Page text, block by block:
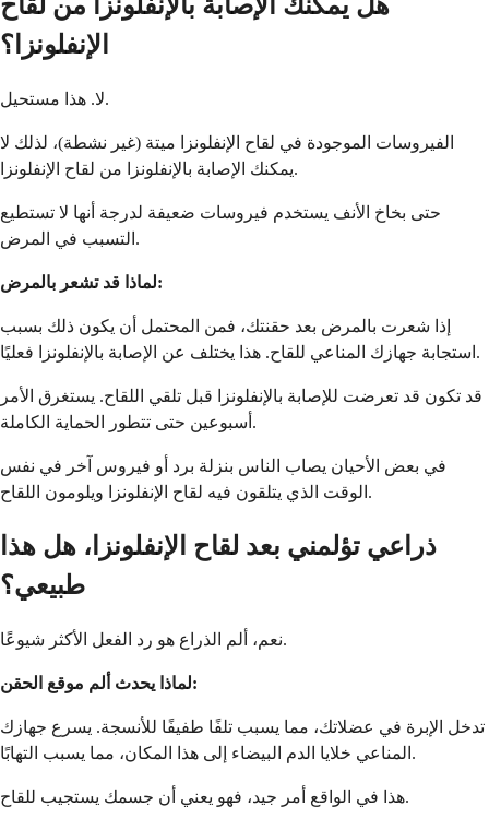
الإنفلونزا؟
لا. هذا مستحيل.
الفيروسات الموجودة في لقاح الإنفلونزا ميتة (غير نشطة)، لذلك لا
يمكنك الإصابة بالإنفلونزا من لقاح الإنفلونزا.
حتى بخاخ الأنف يستخدم فيروسات ضعيفة لدرجة أنها لا تستطيع
التسبب في المرض.
لماذا قد تشعر بالمرض:
إذا شعرت بالمرض بعد حقنتك، فمن المحتمل أن يكون ذلك بسبب
استجابة جهازك المناعي للقاح. هذا يختلف عن الإصابة بالإنفلونزا فعليًا.
قد تكون قد تعرضت للإصابة بالإنفلونزا قبل تلقي اللقاح. يستغرق الأمر
أسبوعين حتى تتطور الحماية الكاملة.
في بعض الأحيان يصاب الناس بنزلة برد أو فيروس آخر في نفس
الوقت الذي يتلقون فيه لقاح الإنفلونزا ويلومون اللقاح.
ذراعي تؤلمني بعد لقاح الإنفلونزا، هل هذا
طبيعي؟
نعم، ألم الذراع هو رد الفعل الأكثر شيوعًا.
لماذا يحدث ألم موقع الحقن:
تدخل الإبرة في عضلاتك، مما يسبب تلفًا طفيفًا للأنسجة. يسرع جهازك
المناعي خلايا الدم البيضاء إلى هذا المكان، مما يسبب التهابًا.
هذا في الواقع أمر جيد، فهو يعني أن جسمك يستجيب للقاح.